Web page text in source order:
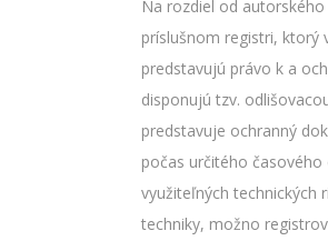
Na rozdiel od
príslušnom registri, ktorý
predstavujú právo k a
disponujú tzv.
predstavuje ochranný
počas určitého
využiteľných technických
techniky, možno